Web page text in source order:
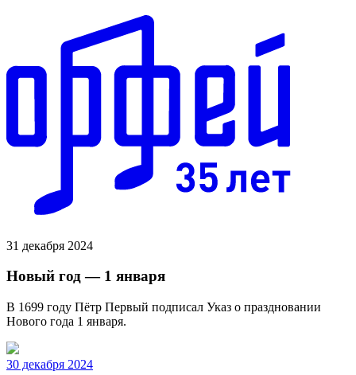
31 декабря 2024
Новый год — 1 января
В 1699 году Пётр Первый подписал Указ о праздновании
Нового года 1 января.
30 декабря 2024